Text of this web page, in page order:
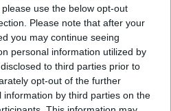
use the below opt-out
Please note that after your
you may continue seeing
personal information utilized by
to third parties prior to
opt-out of the further
by third parties on the